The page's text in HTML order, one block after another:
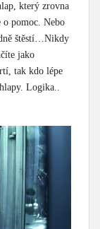
který zrovna
o pomoc. Nebo
štěstí…Nikdy
jako
tak kdo lépe
Logika..